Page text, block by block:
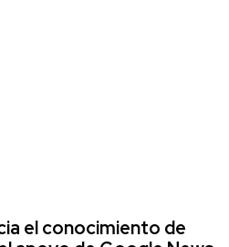
el conocimiento de